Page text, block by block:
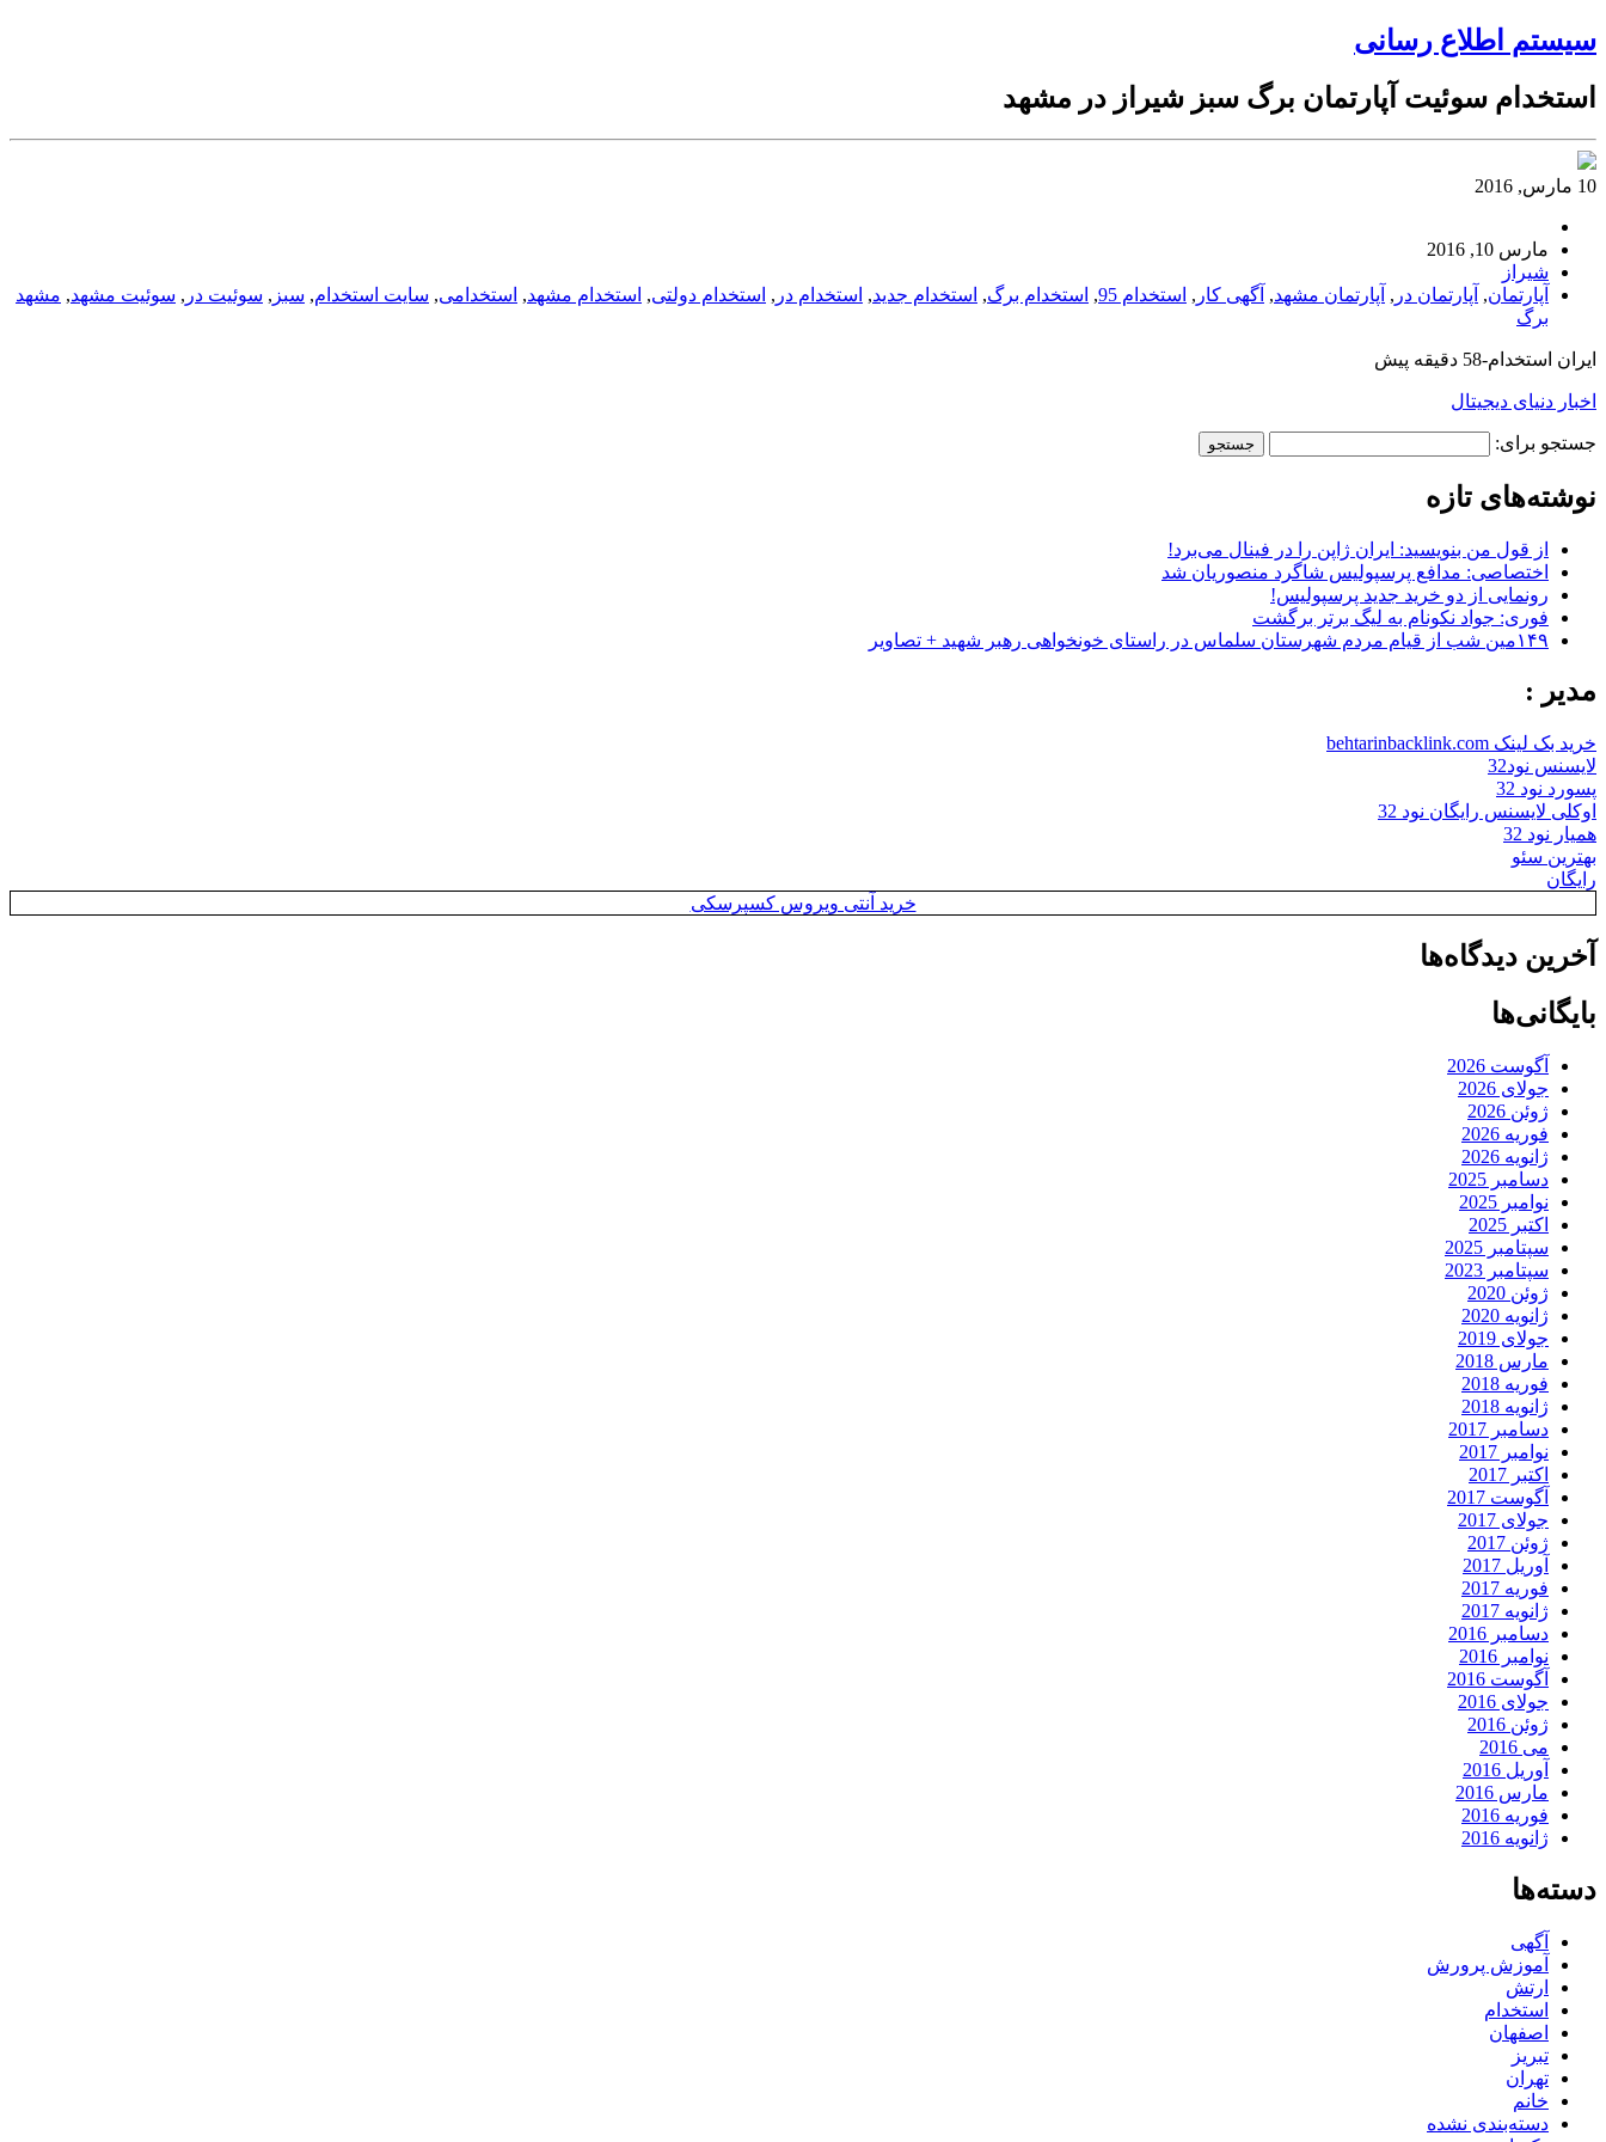
سیستم اطلاع رسانی
استخدام سوئیت آپارتمان برگ سبز شیراز در مشهد
10 مارس, 2016
مارس 10, 2016
شیراز
آپارتمان, آپارتمان در , آپارتمان مشهد, آگهی کار , استخدام 95 , استخدام برگ, استخدام جدید, استخدام در , استخدام دولتی, استخدام مشهد, استخدامی, سایت استخدام, سبز , سوئیت در , سوئیت مشهد, مشهد
برگ
ایران استخدام-58 دقیقه پیش
اخبار دنیای دیجیتال
جستجو برای:
نوشته‌های تازه
از قول من بنویسید: ایران ژاپن را در فینال می‌برد!
اختصاصی: مدافع پرسپولیس شاگرد منصوریان شد
رونمایی از دو خرید جدید پرسپولیس!
فوری: جواد نکونام به لیگ برتر برگشت
۱۴۹مین شب از قیام مردم شهرستان سلماس در راستای خونخواهی رهبر شهید + تصاویر
مدیر :
خرید بک لینک behtarinbacklink.com
لایسنس نود32
پسورد نود 32
اوکلی لایسنس رایگان نود 32
همیار نود 32
بهترین سئو
رایگان
خرید آنتی ویروس کسپرسکی
آخرین دیدگاه‌ها
بایگانی‌ها
آگوست 2026
جولای 2026
ژوئن 2026
فوریه 2026
ژانویه 2026
دسامبر 2025
نوامبر 2025
اکتبر 2025
سپتامبر 2025
سپتامبر 2023
ژوئن 2020
ژانویه 2020
جولای 2019
مارس 2018
فوریه 2018
ژانویه 2018
دسامبر 2017
نوامبر 2017
اکتبر 2017
آگوست 2017
جولای 2017
ژوئن 2017
آوریل 2017
فوریه 2017
ژانویه 2017
دسامبر 2016
نوامبر 2016
آگوست 2016
جولای 2016
ژوئن 2016
می 2016
آوریل 2016
مارس 2016
فوریه 2016
ژانویه 2016
دسته‌ها
آگهی
آموزش پرورش
ارتش
استخدام
اصفهان
تبریز
تهران
خانم
دسته‌بندی نشده